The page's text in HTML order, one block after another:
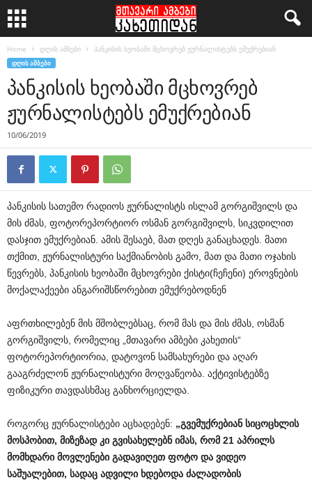
Home დღის ამბები პანკისის ხეობაში მცხოვრებ ჟურნალისტებს ემუქრებიან
ᲓᲦᲘᲡ ᲐᲛᲑᲔᲑᲘ
პანკისის ხეობაში მცხოვრებ
ჟურნალისტებს ემუქრებიან
10/06/2019
პანკისის სათემო რადიოს ჟურნალისტს ისლამ გორგიშვილს და
მის ძმას, ფოტორეპორტიორ ოსმან გორგიშვილს, სიკვდილით
დასჯით ემუქრებიან. ამის შესაებ, მათ დღეს განაცხადეს. მათი
თქმით, ჟურნალისტური საქმიანობის გამო, მათ და მათი ოჯახის
წევრებს, პანკისის ხეობაში მცხოვრები ქისტი(ჩეჩენი) ეროვნების
მოქალაქეები ანგარიშსწორებით ემუქრებოდნენ
აფრთხილებენ მის მშობლებსაც, რომ მას და მის ძმას, ოსმან
გორგიშვილს, რომელიც „მთავარი ამბები კახეთის“
ფოტორეპორტიორია, დატოვონ სამსახურები და აღარ
გააგრძელონ ჟურნალისტური მოღვაწეობა. აქტივისტებზე
ფიზიკური თავდასხმაც განხორციელდა.
როგორც ჟურნალისტები აცხადებენ: „გვემუქრებიან სიცოცხლის
მოსპობით, მიზეზად კი გვისახელებნ იმას, რომ 21 აპრილს
მომხდარი მოვლენები გადავიღეთ ფოტო და ვიდეო
საშუალებით, სადაც ადვილი ხდებოდა ძალადობის